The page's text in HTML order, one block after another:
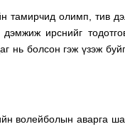
олимп, тив
ирснийг
нь болсон гэж үзэж
волейболын аварга